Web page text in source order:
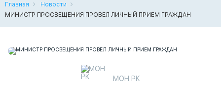
Главная
Новости
МИНИСТР ПРОСВЕЩЕНИЯ ПРОВЕЛ ЛИЧНЫЙ ПРИЕМ ГРАЖДАН
МОН РК